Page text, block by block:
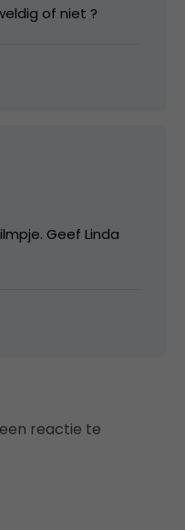
of niet ?
Geef Linda
reactie te